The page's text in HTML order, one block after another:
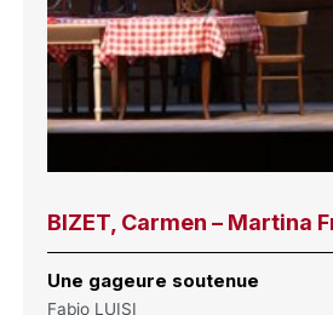
BIZET, Carmen – Martina
Une gageure soutenue
Fabio LUISI